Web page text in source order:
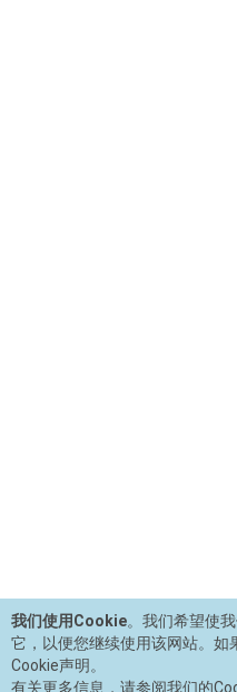
我们使用Cookie。我们希望使
它，以便您继续使用该网站。如
Cookie声明。
有关更多信息，请参阅我们的